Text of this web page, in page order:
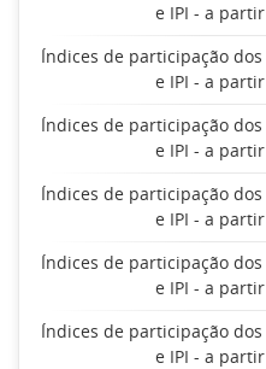
e IPI - a
Índices de participação
e IPI - a
Índices de participação
e IPI - a
Índices de participação
e IPI - a
Índices de participação
e IPI - a
Índices de participação
e IPI - a